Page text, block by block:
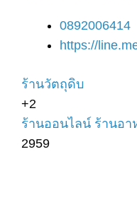
0892006414
https://
ร้านวัตถุดิบ
+2
ร้านออนไลน์ ร้านอา
2959